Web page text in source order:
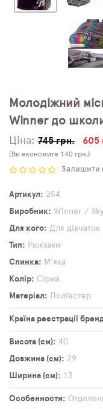
Молодіжний
Winner до школи
Ціна: 745 грн. 605
(Ви економите 140 грн.)
Залишити
Артикул
254
Виробник
Winner /
Для кого
Для дівчаток
Тип
Рюкзаки
Спинка
М'яка
Колір
Сірий
Матеріал
Поліестер
Країна реєстрації
Висота (см)
40
Довжина (см)
29
Ширина (см)
13
Особенности